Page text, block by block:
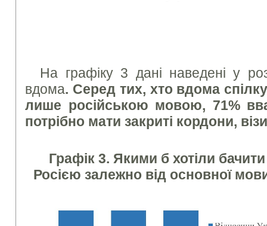
На графіку 3 дані наведені у
вдома. Серед тих, хто вдома
лише російською мовою, 71%
потрібно мати закриті кордони,
Графік 3. Якими б хотіли
Росією залежно від основної